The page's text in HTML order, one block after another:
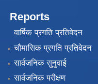
Reports
वार्षिक प्रगति प्रतिवेदन
चौमासिक प्रगति प्रतिवेदन
सार्वजनिक सुनुवाई
सार्वजनिक परीक्षण